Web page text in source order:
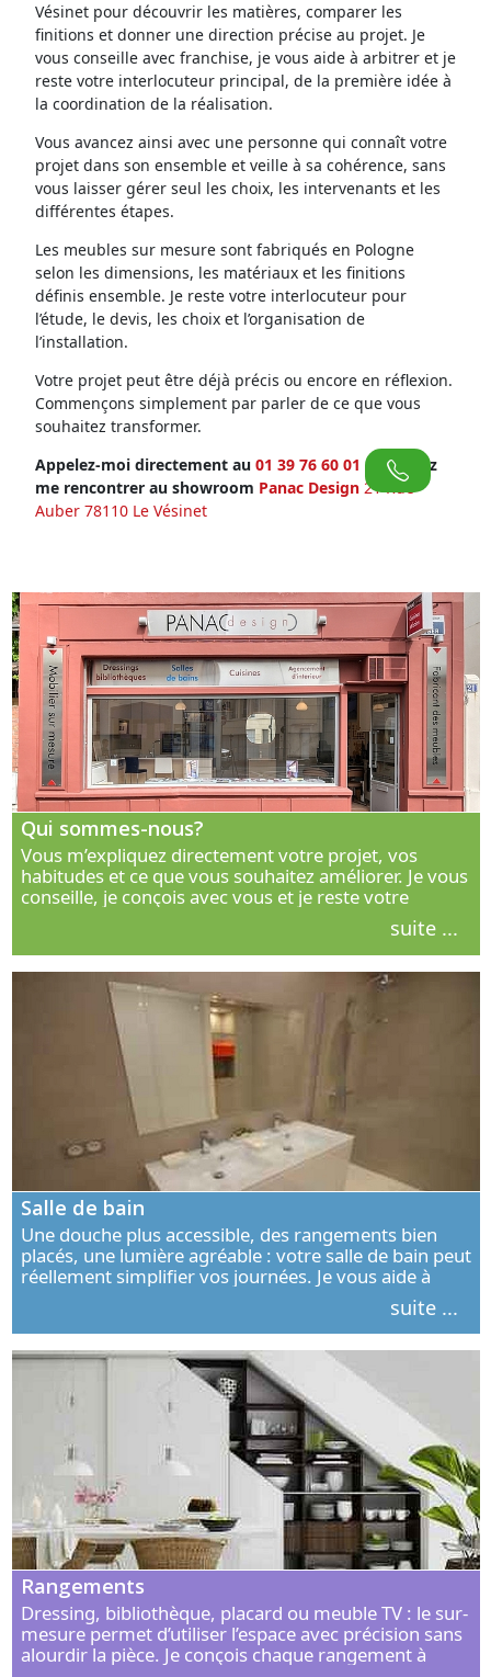
Vésinet pour découvrir les matières, comparer les
finitions et donner une direction précise au projet. Je
vous conseille avec franchise, je vous aide à arbitrer et je
reste votre interlocuteur principal, de la première idée à
la coordination de la réalisation.
Vous avancez ainsi avec une personne qui connaît votre
projet dans son ensemble et veille à sa cohérence, sans
vous laisser gérer seul les choix, les intervenants et les
différentes étapes.
Les meubles sur mesure sont fabriqués en Pologne
selon les dimensions, les matériaux et les finitions
définis ensemble. Je reste votre interlocuteur pour
l’étude, le devis, les choix et l’organisation de
l’installation.
Votre projet peut être déjà précis ou encore en réflexion.
Commençons simplement par parler de ce que vous
souhaitez transformer.
Appelez-moi directement au 01 39 76 60 01 ou venez
me rencontrer au showroom Panac Design 21 Rue
Auber 78110 Le Vésinet
Qui sommes-nous?
Vous m’expliquez directement votre projet, vos
habitudes et ce que vous souhaitez améliorer. Je vous
conseille, je conçois avec vous et je reste votre
interlocuteur principal. Découvrez ma façon de vous
suite ...
Salle de bain
Une douche plus accessible, des rangements bien
placés, une lumière agréable : votre salle de bain peut
réellement simplifier vos journées. Je vous aide à
concevoir un espace élégant, confortable et adapté à
suite ...
Rangements
Dressing, bibliothèque, placard ou meuble TV : le sur-
mesure permet d’utiliser l’espace avec précision sans
alourdir la pièce. Je conçois chaque rangement à